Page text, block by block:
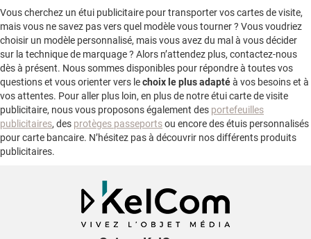
Vous cherchez un étui publicitaire pour transporter vos cartes de visite,
mais vous ne savez pas vers quel modèle vous tourner ? Vous voudriez
choisir un modèle personnalisé, mais vous avez du mal à vous décider
sur la technique de marquage ? Alors n’attendez plus, contactez-nous
dès à présent. Nous sommes disponibles pour répondre à toutes vos
questions et vous orienter vers lechoix le plus adaptéà vos besoins et à
vos attentes. Pour aller plus loin, en plus de notre étui carte de visite
publicitaire, nous vous proposons également des portefeuilles
publicitaires, des protèges passeportsou encore des étuis personnalisés
pour carte bancaire. N’hésitez pas à découvrir nos différents produits
publicitaires.